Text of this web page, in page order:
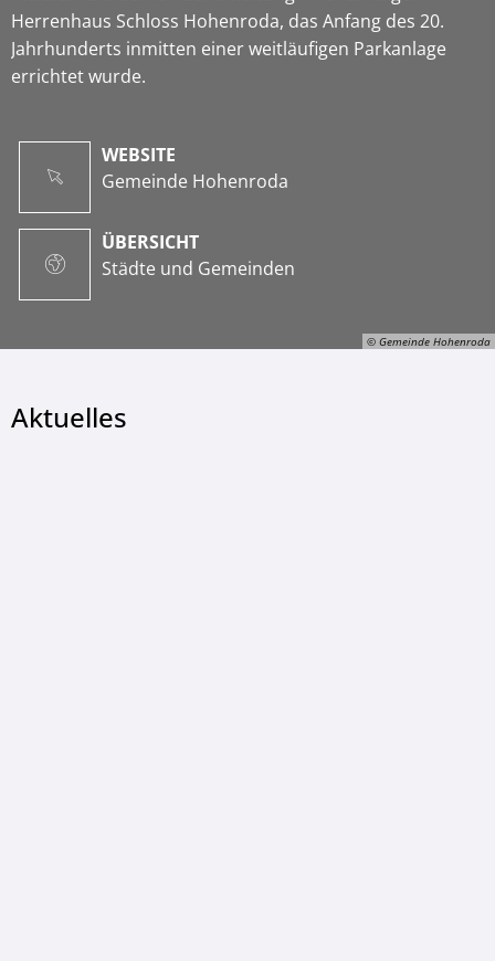
© Gemeinde Hohenroda
Herrenhaus Schloss Hohenroda, das Anfang des 20.
Jahrhunderts inmitten einer weitläufigen Parkanlage
errichtet wurde.
WEBSITE
Gemeinde Hohenroda
ÜBERSICHT
Städte und Gemeinden
Aktuelles